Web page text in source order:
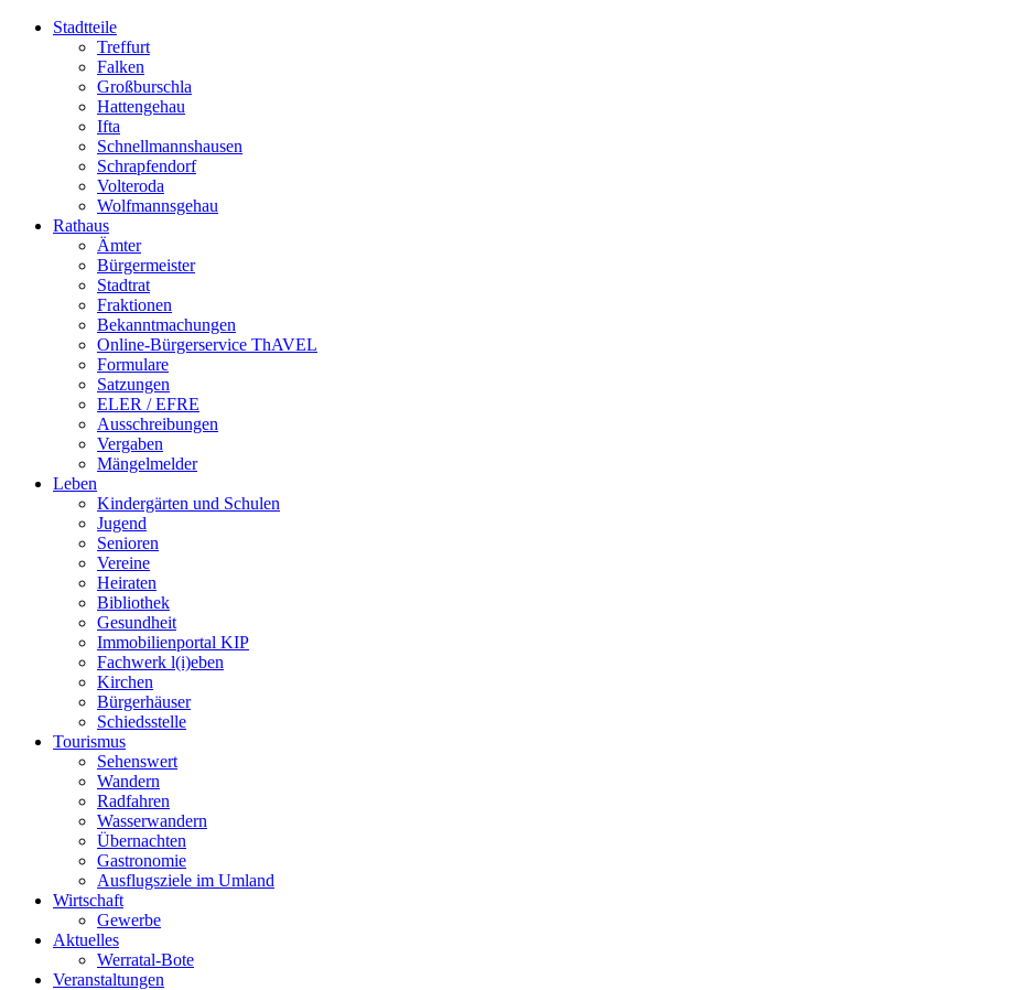
Stadtteile
Treffurt
Falken
Großburschla
Hattengehau
Ifta
Schnellmannshausen
Schrapfendorf
Volteroda
Wolfmannsgehau
Rathaus
Ämter
Bürgermeister
Stadtrat
Fraktionen
Bekanntmachungen
Online-Bürgerservice ThAVEL
Formulare
Satzungen
ELER / EFRE
Ausschreibungen
Vergaben
Mängelmelder
Leben
Kindergärten und Schulen
Jugend
Senioren
Vereine
Heiraten
Bibliothek
Gesundheit
Immobilienportal KIP
Fachwerk l(i)eben
Kirchen
Bürgerhäuser
Schiedsstelle
Tourismus
Sehenswert
Wandern
Radfahren
Wasserwandern
Übernachten
Gastronomie
Ausflugsziele im Umland
Wirtschaft
Gewerbe
Aktuelles
Werratal-Bote
Veranstaltungen